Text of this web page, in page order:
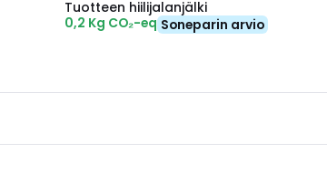
Tuotteen hiilijalanjälki
0,2 Kg CO₂-eq Soneparin arvio